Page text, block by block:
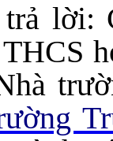
trả lời: